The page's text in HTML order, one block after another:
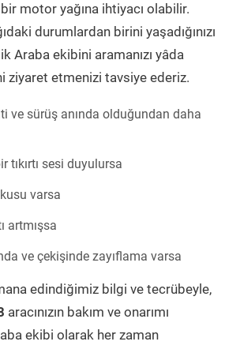
bir motor yağına ihtiyacı olabilir.
durumlardan birini yaşadığınızı
Araba ekibini aramanızı yâda
ziyaret etmenizi tavsiye ederiz.
ve sürüş anında olduğundan daha
tıkırtı sesi duyulursa
varsa
artmışsa
ve çekişinde zayıflama varsa
edindiğimiz bilgi ve tecrübeyle,
aracınızın bakım ve onarımı
ekibi olarak her zaman